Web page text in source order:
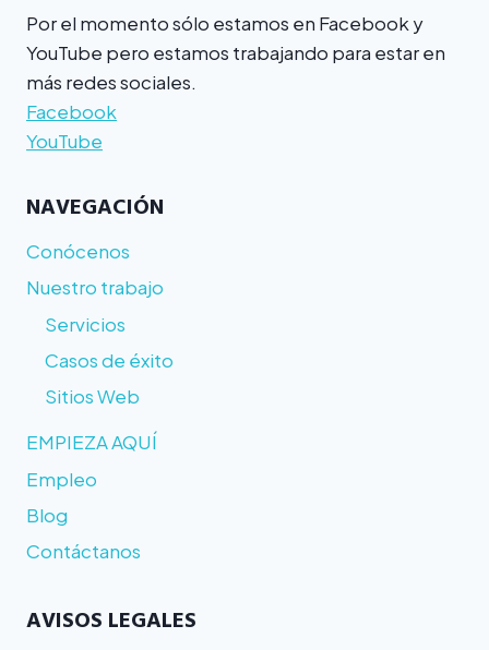
Por el momento sólo estamos en Facebook y
YouTube pero estamos trabajando para estar en
más redes sociales.
Facebook
YouTube
NAVEGACIÓN
Conócenos
Nuestro trabajo
Servicios
Casos de éxito
Sitios Web
EMPIEZA AQUÍ
Empleo
Blog
Contáctanos
AVISOS LEGALES